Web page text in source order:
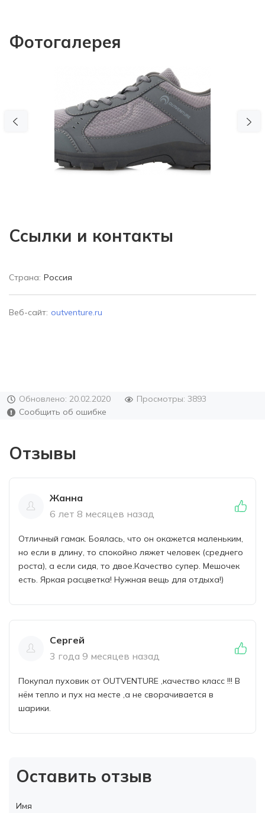
Фотогалерея
Previous
Ссылки и контакты
Страна: Россия
Веб-сайт: outventure.ru
Обновлено: 20.02.2020
Просмотры: 3893
Сообщить об ошибке
Отзывы
Жанна
6 лет 8 месяцев назад
Отличный гамак. Боялась, что он окажется маленьким,
но если в длину, то спокойно ляжет человек (среднего
роста), а если сидя, то двое.Качество супер. Мешочек
есть. Яркая расцветка! Нужная вещь для отдыха!)
Сергей
3 года 9 месяцев назад
Покупал пуховик от OUTVENTURE ,качество класс !!! В
нём тепло и пух на месте ,а не сворачивается в
шарики.
Оставить отзыв
Имя